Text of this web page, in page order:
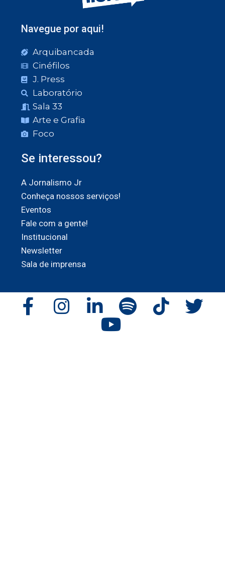
Navegue por aqui!
Arquibancada
Cinéfilos
J. Press
Laboratório
Sala 33
Arte e Grafia
Foco
Se interessou?
A Jornalismo Jr
Conheça nossos serviços!
Eventos
Fale com a gente!
Institucional
Newsletter
Sala de imprensa